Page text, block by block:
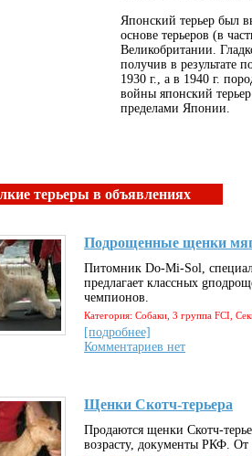
Японский терьер был
основе терьеров (в
Великобритании.
получив в результате
1930 г., а в 1940 г.
войны японский
пределами Японии.
терьеры в объявлениях
Подрощенные щенки
Питомник Do-Mi-Sol,
предлагает классных
чемпионов.
Категория: Собаки, 3 группа FCI,
[подробнее]
Комментариев нет
Щенки Скотч-терьера
Продаются щенки Скотч-
возрасту, документы РКФ. От